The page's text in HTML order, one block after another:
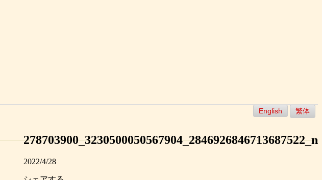
English 繁体
278703900_3230500050567904_2846926846713687522_n
2022/4/28